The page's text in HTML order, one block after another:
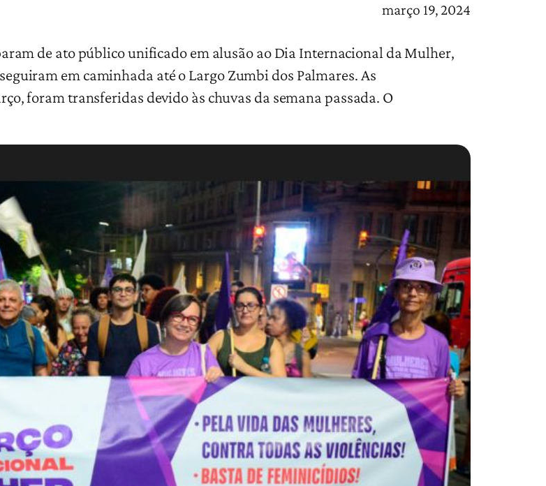
março 19, 2024
de ato público unificado em alusão ao Dia Internacional da Mulher,
em caminhada até o Largo Zumbi dos Palmares. As
foram transferidas devido às chuvas da semana passada. O